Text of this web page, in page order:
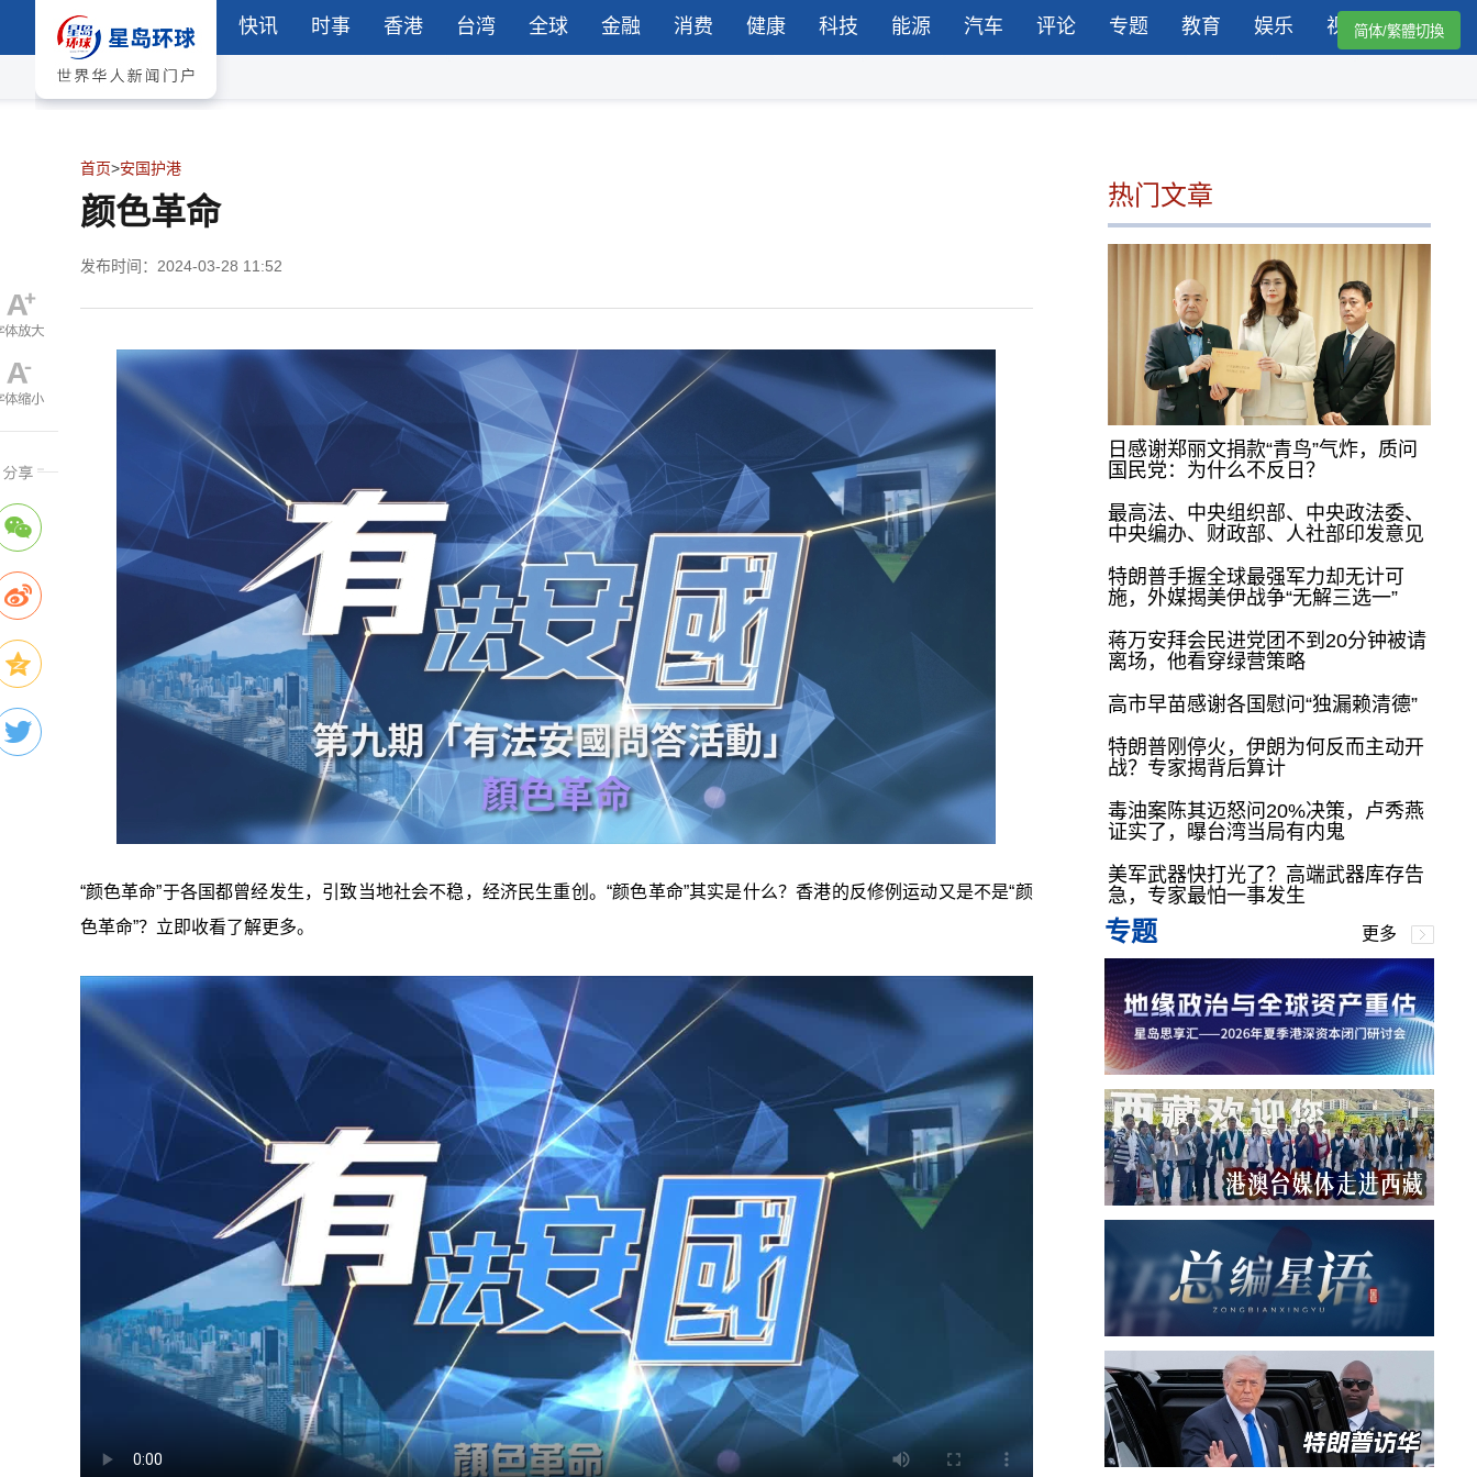
快讯 时事 香港 台湾 全球 金融 消费 健康 科技 能源 汽车 评论 专题 教育 娱乐 视频简体/繁體切換
首页>安国护港
颜色革命
发布时间：2024-03-28 11:52
“颜色革命”于各国都曾经发生，引致当地社会不稳，经济民生重创。“颜色革命”其实是什么？香港的反修例运动又是不是“颜
色革命”？立即收看了解更多。
热门文章
日感谢郑丽文捐款“青鸟”气炸，质问
国民党：为什么不反日？
最高法、中央组织部、中央政法委、
中央编办、财政部、人社部印发意见
特朗普手握全球最强军力却无计可
施，外媒揭美伊战争“无解三选一”
蒋万安拜会民进党团不到20分钟被请
离场，他看穿绿营策略
高市早苗感谢各国慰问“独漏赖清德”
特朗普刚停火，伊朗为何反而主动开
战？专家揭背后算计
毒油案陈其迈怒问20%决策，卢秀燕
证实了，曝台湾当局有内鬼
美军武器快打光了？高端武器库存告
急，专家最怕一事发生
专题 更多